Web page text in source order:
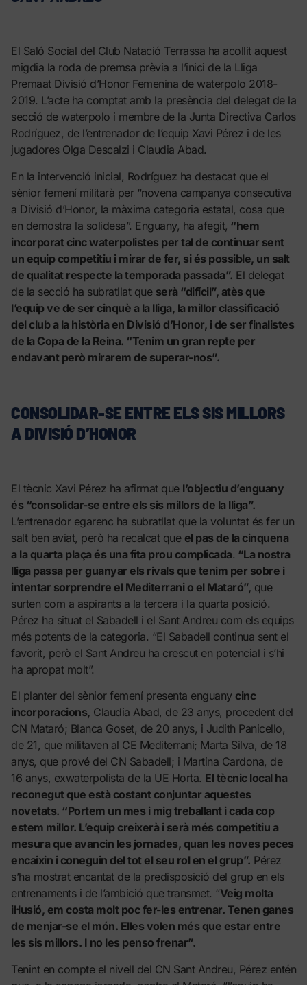
El Saló Social del Club Natació Terrassa ha acollit aquest
migdia la roda de premsa prèvia a l’inici de la Lliga
Premaat Divisió d’Honor Femenina de waterpolo 2018-
2019. L’acte ha comptat amb la presència del delegat de la
secció de waterpolo i membre de la Junta Directiva Carlos
Rodríguez, de l’entrenador de l’equip Xavi Pérez i de les
jugadores Olga Descalzi i Claudia Abad.
En la intervenció inicial, Rodríguez ha destacat que el
sènior femení militarà per “novena campanya consecutiva
a Divisió d’Honor, la màxima categoria estatal, cosa que
en demostra la solidesa”. Enguany, ha afegit, “hem
incorporat cinc waterpolistes per tal de continuar sent
un equip competitiu i mirar de fer, si és possible, un salt
de qualitat respecte la temporada passada”. El delegat
de la secció ha subratllat que serà “difícil”, atès que
l’equip ve de ser cinquè a la lliga, la millor classificació
del club a la història en Divisió d’Honor, i de ser finalistes
de la Copa de la Reina. “Tenim un gran repte per
endavant però mirarem de superar-nos”.
CONSOLIDAR-SE ENTRE ELS SIS MILLORS
A DIVISIÓ D’HONOR
El tècnic Xavi Pérez ha afirmat que l’objectiu d’enguany
és “consolidar-se entre els sis millors de la lliga”.
L’entrenador egarenc ha subratllat que la voluntat és fer un
salt ben aviat, però ha recalcat que el pas de la cinquena
a la quarta plaça és una fita prou complicada. “La nostra
lliga passa per guanyar els rivals que tenim per sobre i
intentar sorprendre el Mediterrani o el Mataró”, que
surten com a aspirants a la tercera i la quarta posició.
Pérez ha situat el Sabadell i el Sant Andreu com els equips
més potents de la categoria. “El Sabadell continua sent el
favorit, però el Sant Andreu ha crescut en potencial i s’hi
ha apropat molt”.
El planter del sènior femení presenta enguany cinc
incorporacions, Claudia Abad, de 23 anys, procedent del
CN Mataró; Blanca Goset, de 20 anys, i Judith Panicello,
de 21, que militaven al CE Mediterrani; Marta Silva, de 18
anys, que prové del CN Sabadell; i Martina Cardona, de
16 anys, exwaterpolista de la UE Horta. El tècnic local ha
reconegut que està costant conjuntar aquestes
novetats. “Portem un mes i mig treballant i cada cop
estem millor. L’equip creixerà i serà més competitiu a
mesura que avancin les jornades, quan les noves peces
encaixin i coneguin del tot el seu rol en el grup”. Pérez
s’ha mostrat encantat de la predisposició del grup en els
entrenaments i de l’ambició que transmet. “Veig molta
il·lusió, em costa molt poc fer-les entrenar. Tenen ganes
de menjar-se el món. Elles volen més que estar entre
les sis millors. I no les penso frenar”.
Tenint en compte el nivell del CN Sant Andreu, Pérez entén